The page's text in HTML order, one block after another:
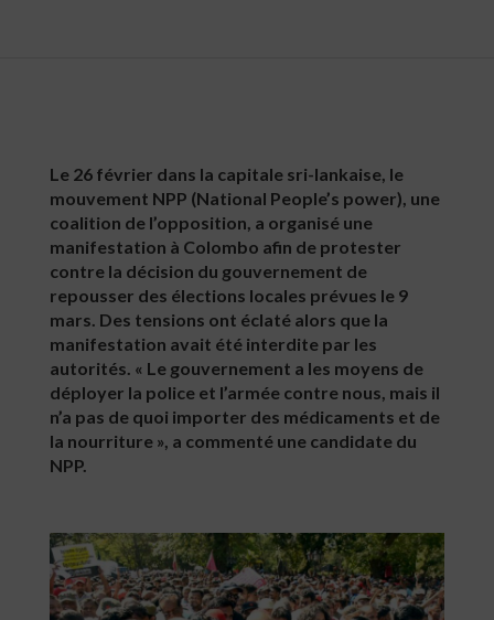
Le 26 février dans la capitale sri-lankaise, le
mouvement NPP (National People’s power), une
coalition de l’opposition, a organisé une
manifestation à Colombo afin de protester
contre la décision du gouvernement de
repousser des élections locales prévues le 9
mars. Des tensions ont éclaté alors que la
manifestation avait été interdite par les
autorités. « Le gouvernement a les moyens de
déployer la police et l’armée contre nous, mais il
n’a pas de quoi importer des médicaments et de
la nourriture », a commenté une candidate du
NPP.